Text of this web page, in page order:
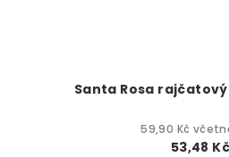
Santa Rosa
59,90 Kč
53,48 Kč